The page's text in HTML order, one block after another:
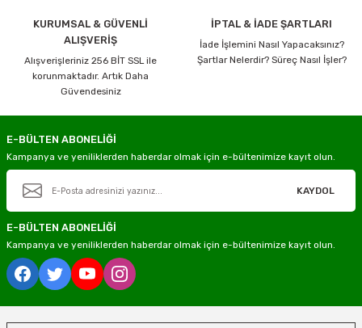
KURUMSAL & GÜVENLİ
ALIŞVERİŞ
Alışverişleriniz 256 BİT SSL ile
korunmaktadır. Artık Daha
Güvendesiniz
İPTAL & İADE ŞARTLARI
İade İşlemini Nasıl Yapacaksınız?
Şartlar Nelerdir? Süreç Nasıl İşler?
E-BÜLTEN ABONELİĞİ
Kampanya ve yeniliklerden haberdar olmak için e-bültenimize kayıt olun.
KAYDOL
E-BÜLTEN ABONELİĞİ
Kampanya ve yeniliklerden haberdar olmak için e-bültenimize kayıt olun.